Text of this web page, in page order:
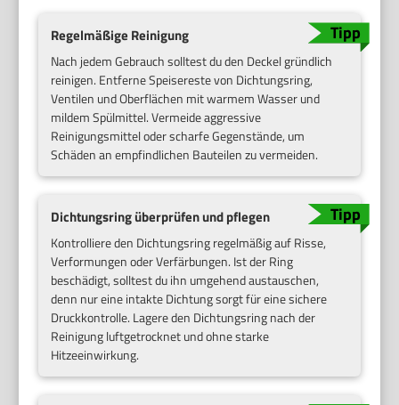
Regelmäßige Reinigung
Nach jedem Gebrauch solltest du den Deckel gründlich
reinigen. Entferne Speisereste von Dichtungsring,
Ventilen und Oberflächen mit warmem Wasser und
mildem Spülmittel. Vermeide aggressive
Reinigungsmittel oder scharfe Gegenstände, um
Schäden an empfindlichen Bauteilen zu vermeiden.
Dichtungsring überprüfen und pflegen
Kontrolliere den Dichtungsring regelmäßig auf Risse,
Verformungen oder Verfärbungen. Ist der Ring
beschädigt, solltest du ihn umgehend austauschen,
denn nur eine intakte Dichtung sorgt für eine sichere
Druckkontrolle. Lagere den Dichtungsring nach der
Reinigung luftgetrocknet und ohne starke
Hitzeeinwirkung.